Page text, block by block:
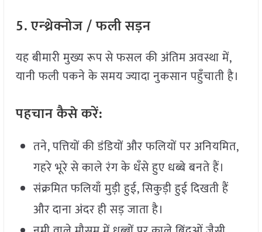
5.एन्थ्रेक्नोज /फलीसड़न
यह बीमारी मुख्य रूप से फसल की अंतिम अवस्था में,
यानी फली पकने के समय ज्यादा नुकसान पहुँचाती है।
पहचानकैसेकरें:
तने, पत्तियों की डंडियों और फलियों पर अनियमित,
गहरे भूरे से काले रंग के धँसे हुए धब्बे बनते हैं।
संक्रमित फलियाँ मुड़ी हुई, सिकुड़ी हुई दिखती हैं
और दाना अंदर ही सड़ जाता है।